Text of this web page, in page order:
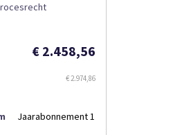
€ 2.458,56
€ 2.974,86
Jaarabonnement 1